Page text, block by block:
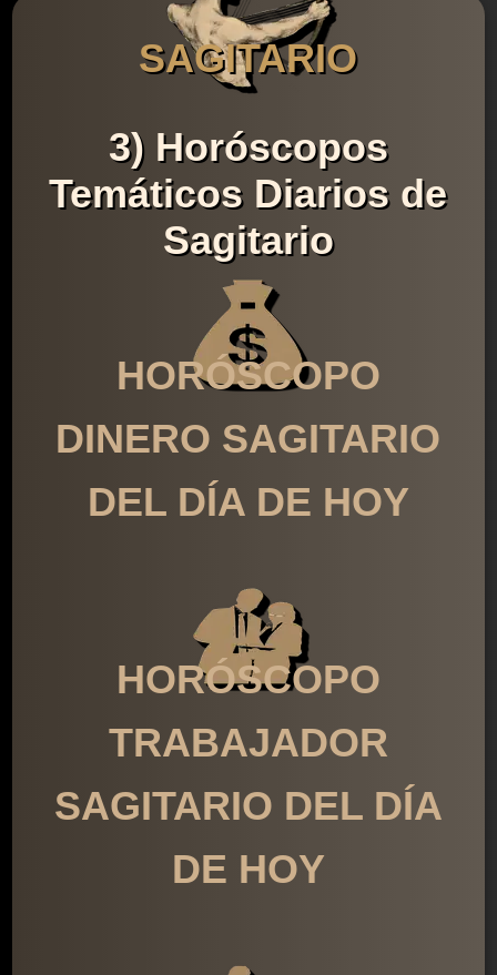
SAGITARIO
3) Horóscopos
Temáticos Diarios de
Sagitario
HORÓSCOPO
DINERO SAGITARIO
DEL DÍA DE HOY
HORÓSCOPO
TRABAJADOR
SAGITARIO DEL DÍA
DE HOY